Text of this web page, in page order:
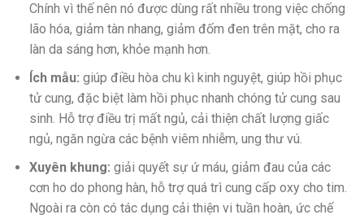
Chính vì thế nên nó được dùng rất nhiều trong việc chống
lão hóa, giảm tàn nhang, giảm đốm đen trên mặt, cho ra
làn da sáng hơn, khỏe mạnh hơn.
Ích mẫu: giúp điều hòa chu kì kinh nguyệt, giúp hồi phục
tử cung, đặc biệt làm hồi phục nhanh chóng tử cung sau
sinh. Hỗ trợ điều trị mất ngủ, cải thiện chất lượng giấc
ngủ, ngăn ngừa các bệnh viêm nhiễm, ung thư vú.
Xuyên khung: giải quyết sự ứ máu, giảm đau của các
cơn ho do phong hàn, hỗ trợ quá trì cung cấp oxy cho tim.
Ngoài ra còn có tác dụng cải thiện vi tuần hoàn, ức chế